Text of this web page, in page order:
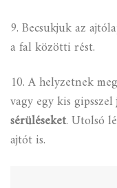
9. Becsukjuk az
a fal közötti rést.
10. A helyzetnek
vagy egy kis gipsszel
sérüléseket. Utolsó
ajtót is.